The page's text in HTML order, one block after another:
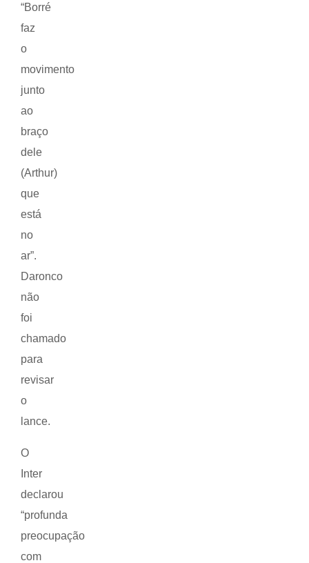
“Borré
faz
o
movimento
junto
ao
braço
dele
(Arthur)
que
está
no
ar”.
Daronco
não
foi
chamado
para
revisar
o
lance.
O
Inter
declarou
“profunda
preocupação
com